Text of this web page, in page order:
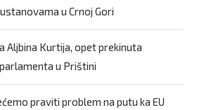
u Crnoj Gori
Aljbina Kurtija, opet prekinuta
u Prištini
praviti problem na putu ka EU